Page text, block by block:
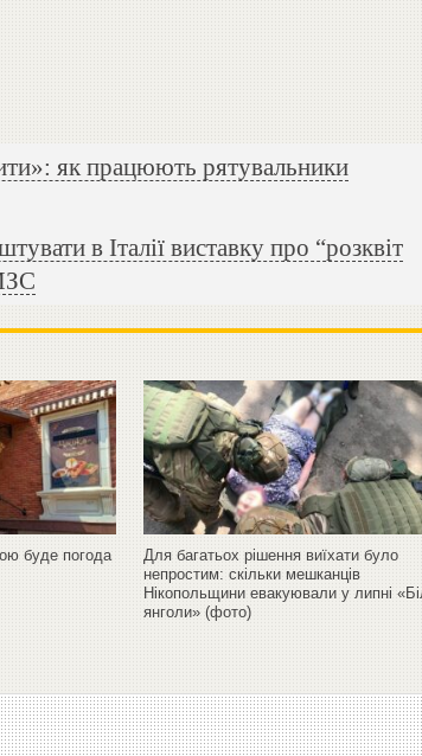
як працюють рятувальники
в Італії виставку про “розквіт
буде погода
Для багатьох рішення виїхати було
непростим: скільки мешканців
Нікопольщини евакуювали у липні
янголи» (фото)